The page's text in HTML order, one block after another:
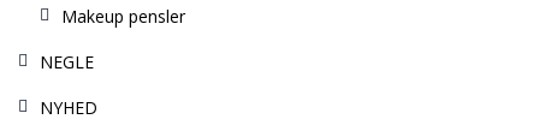
Makeup pensler
NEGLE
NYHED